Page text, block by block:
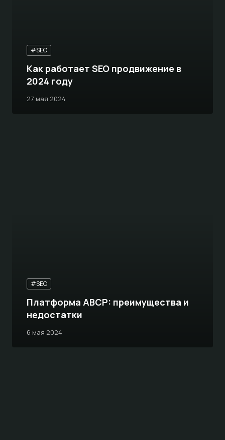
#SEO
27 мая 2024
Как работает SEO продвижение в
2024 году
#SEO
6 мая 2024
Платформа ABCP: преимущества и
недостатки